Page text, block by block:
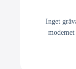
Inget